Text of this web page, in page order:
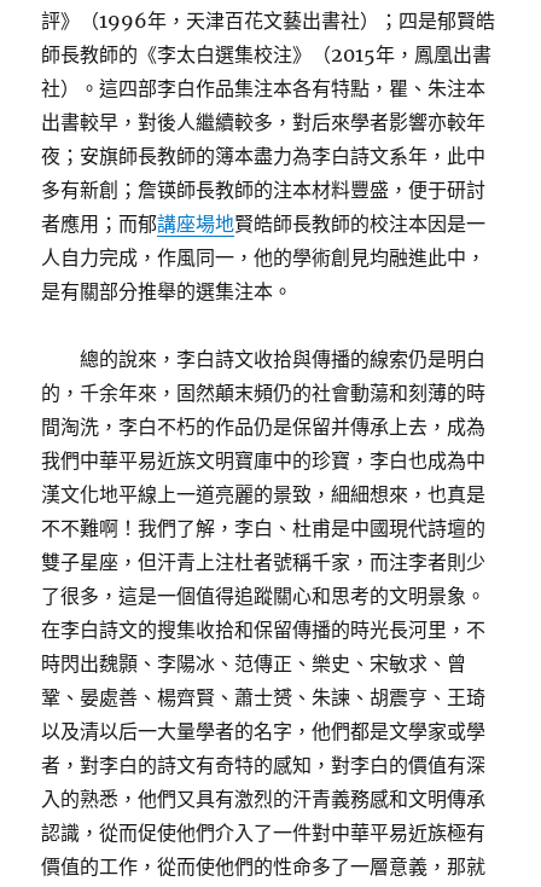
評》（1996年，天津百花文藝出書社）；四是郁賢皓
師長教師的《李太白選集校注》（2015年，鳳凰出書
社）。這四部李白作品集注本各有特點，瞿、朱注本
出書較早，對後人繼續較多，對后來學者影響亦較年
夜；安旗師長教師的簿本盡力為李白詩文系年，此中
多有新創；詹锳師長教師的注本材料豐盛，便于研討
者應用；而郁講座場地賢皓師長教師的校注本因是一
人自力完成，作風同一，他的學術創見均融進此中，
是有關部分推舉的選集注本。
總的說來，李白詩文收拾與傳播的線索仍是明白
的，千余年來，固然顛末頻仍的社會動蕩和刻薄的時
間淘洗，李白不朽的作品仍是保留并傳承上去，成為
我們中華平易近族文明寶庫中的珍寶，李白也成為中
漢文化地平線上一道亮麗的景致，細細想來，也真是
不不難啊！我們了解，李白、杜甫是中國現代詩壇的
雙子星座，但汗青上注杜者號稱千家，而注李者則少
了很多，這是一個值得追蹤關心和思考的文明景象。
在李白詩文的搜集收拾和保留傳播的時光長河里，不
時閃出魏顥、李陽冰、范傳正、樂史、宋敏求、曾
鞏、晏處善、楊齊賢、蕭士赟、朱諫、胡震亨、王琦
以及清以后一大量學者的名字，他們都是文學家或學
者，對李白的詩文有奇特的感知，對李白的價值有深
入的熟悉，他們又具有激烈的汗青義務感和文明傳承
認識，從而促使他們介入了一件對中華平易近族極有
價值的工作，從而使他們的性命多了一層意義，那就